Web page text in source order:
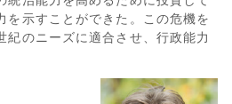
を示すことができた。この危機を
紀のニーズに適合させ、行政能力